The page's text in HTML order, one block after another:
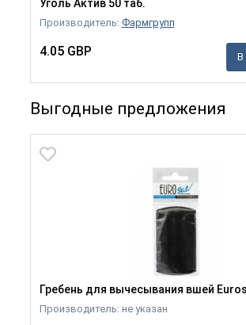
Уголь Актив 50 таб.
Производитель: Фармгрупп
4.05 GBP В
Выгодные предложения
Гребень для вычесывания вшей
Производитель: не указан